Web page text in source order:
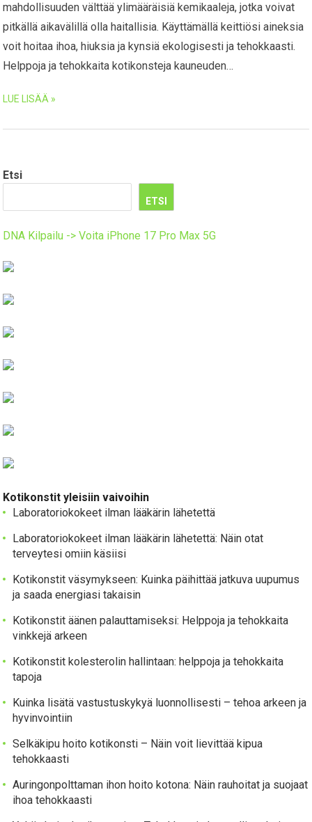
mahdollisuuden välttää ylimääräisiä kemikaaleja, jotka voivat
pitkällä aikavälillä olla haitallisia. Käyttämällä keittiösi aineksia
voit hoitaa ihoa, hiuksia ja kynsiä ekologisesti ja tehokkaasti.
Helppoja ja tehokkaita kotikonsteja kauneuden…
LUE LISÄÄ »
Etsi
ETSI
DNA Kilpailu -> Voita iPhone 17 Pro Max 5G
Kotikonstit yleisiin vaivoihin
Laboratoriokokeet ilman lääkärin lähetettä
Laboratoriokokeet ilman lääkärin lähetettä: Näin otat
terveytesi omiin käsiisi
Kotikonstit väsymykseen: Kuinka päihittää jatkuva uupumus
ja saada energiasi takaisin
Kotikonstit äänen palauttamiseksi: Helppoja ja tehokkaita
vinkkejä arkeen
Kotikonstit kolesterolin hallintaan: helppoja ja tehokkaita
tapoja
Kuinka lisätä vastustuskykyä luonnollisesti – tehoa arkeen ja
hyvinvointiin
Selkäkipu hoito kotikonsti – Näin voit lievittää kipua
tehokkaasti
Auringonpolttaman ihon hoito kotona: Näin rauhoitat ja suojaat
ihoa tehokkaasti